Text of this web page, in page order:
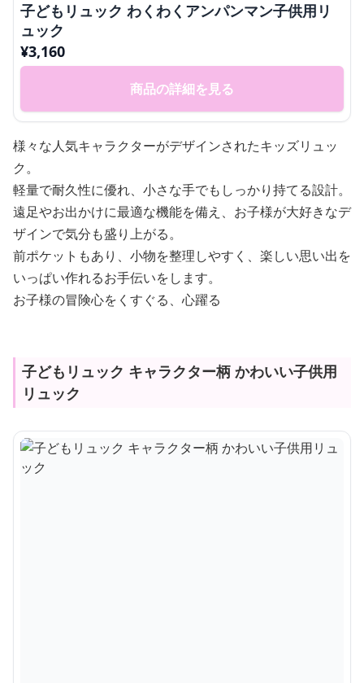
子どもリュック わくわくアンパンマン子供用リ
ュック
¥3,160
商品の詳細を見る
様々な人気キャラクターがデザインされたキッズリュッ
ク。
軽量で耐久性に優れ、小さな手でもしっかり持てる設計。
遠足やお出かけに最適な機能を備え、お子様が大好きなデ
ザインで気分も盛り上がる。
前ポケットもあり、小物を整理しやすく、楽しい思い出を
いっぱい作れるお手伝いをします。
お子様の冒険心をくすぐる、心躍る
子どもリュック キャラクター柄 かわいい子供用
リュック